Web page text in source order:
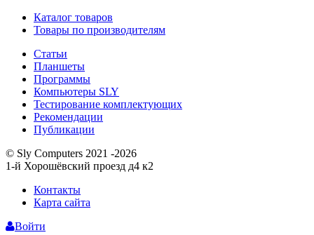
Каталог товаров
Товары по производителям
Статьи
Планшеты
Программы
Компьютеры SLY
Тестирование комплектующих
Рекомендации
Публикации
© Sly Computers 2021 -2026
1-й Хорошёвский проезд д4 к2
Контакты
Карта сайта
Войти